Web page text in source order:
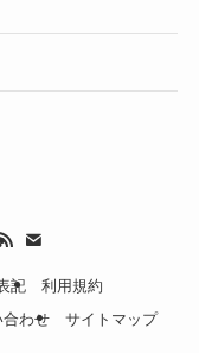
記
利用規約
合わせ サイトマップ